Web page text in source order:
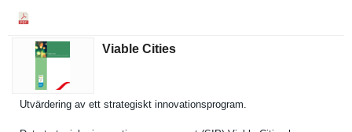
Viable Cities
Utvärderin­g av ett strategisk­t innovation­sprogram.